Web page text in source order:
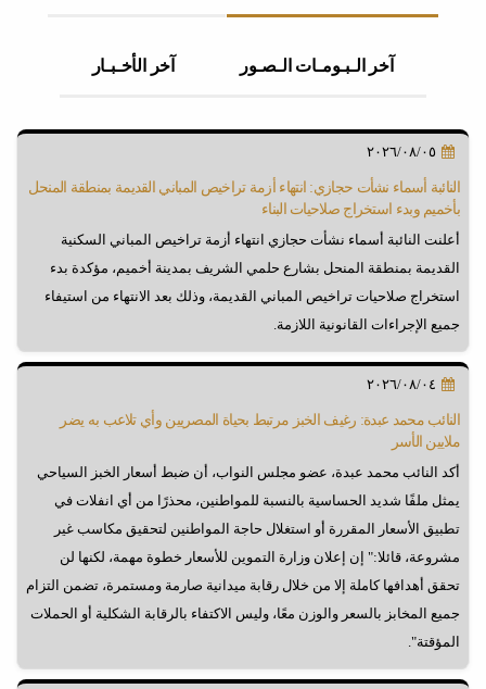
آخر الـبـومـات الـصـور آخر الأخـبـار
٢٠٢٦/٠٨/٠٥
النائبة أسماء نشأت حجازي: انتهاء أزمة تراخيص المباني القديمة بمنطقة المنحل
بأخميم وبدء استخراج صلاحيات البناء
أعلنت النائبة أسماء نشأت حجازي انتهاء أزمة تراخيص المباني السكنية
القديمة بمنطقة المنحل بشارع حلمي الشريف بمدينة أخميم، مؤكدة بدء
استخراج صلاحيات تراخيص المباني القديمة، وذلك بعد الانتهاء من استيفاء
جميع الإجراءات القانونية اللازمة.
٢٠٢٦/٠٨/٠٤
النائب محمد عبدة: رغيف الخبز مرتبط بحياة المصريين وأي تلاعب به يضر
ملايين الأسر
أكد النائب محمد عبدة، عضو مجلس النواب، أن ضبط أسعار الخبز السياحي
يمثل ملفًا شديد الحساسية بالنسبة للمواطنين، محذرًا من أي انفلات في
تطبيق الأسعار المقررة أو استغلال حاجة المواطنين لتحقيق مكاسب غير
مشروعة، قائلا:" إن إعلان وزارة التموين للأسعار خطوة مهمة، لكنها لن
تحقق أهدافها كاملة إلا من خلال رقابة ميدانية صارمة ومستمرة، تضمن التزام
جميع المخابز بالسعر والوزن معًا، وليس الاكتفاء بالرقابة الشكلية أو الحملات
المؤقتة".